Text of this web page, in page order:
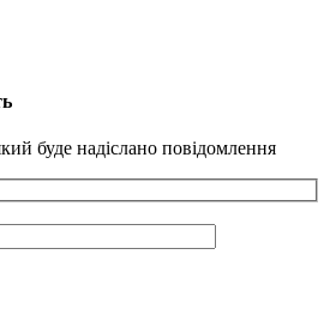
буде надіслано повідомлення